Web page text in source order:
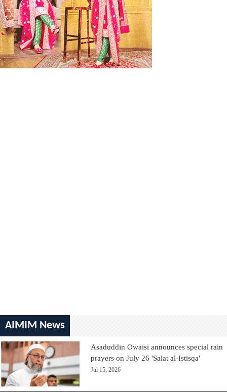
AIMIM News
Asaduddin Owaisi announces special rain
prayers on July 26 'Salat al-Istisqa'
Jul 15, 2026